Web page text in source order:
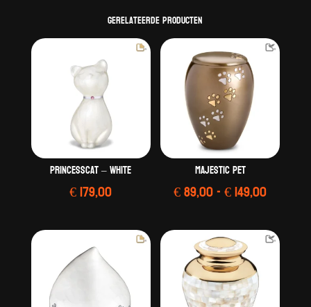
Gerelateerde producten
PrincessCat – White
€179,00
Majestic Pet
€89,00-€149,00
tot
€ 149,00